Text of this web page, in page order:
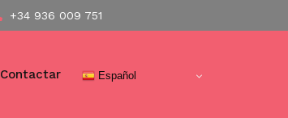
+34 936 009 751
Contactar Español